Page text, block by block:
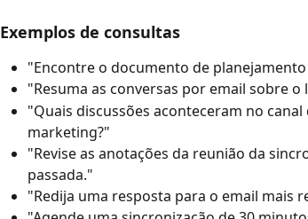
Exemplos de consultas
"Encontre o documento de
"Resuma as conversas por email sobre
"Quais discussões aconteceram no
marketing?"
"Revise as anotações da reunião da
passada."
"Redija uma resposta para o email mais